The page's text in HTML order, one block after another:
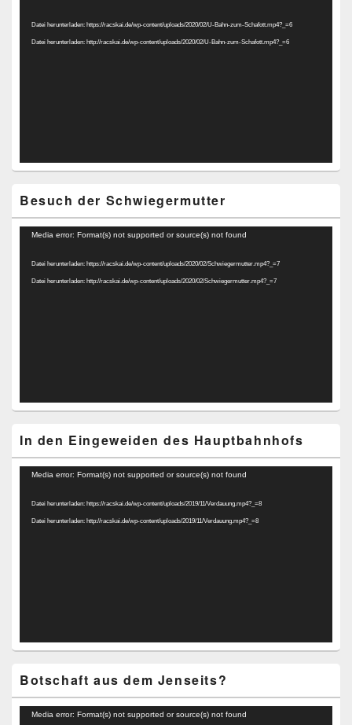
Datei herunterladen: https://racskai.de/wp-content/uploads/2020/02/U-Bahn-zum-Schafott.mp4?_=6
Datei herunterladen: http://racskai.de/wp-content/uploads/2020/02/U-Bahn-zum-Schafott.mp4?_=6
Besuch der Schwiegermutter
Video-
Media error: Format(s) not supported or source(s) not found
Datei herunterladen: https://racskai.de/wp-content/uploads/2020/02/Schwiegermutter.mp4?_=7
Datei herunterladen: http://racskai.de/wp-content/uploads/2020/02/Schwiegermutter.mp4?_=7
In den Eingeweiden des Hauptbahnhofs
Video-
Media error: Format(s) not supported or source(s) not found
Datei herunterladen: https://racskai.de/wp-content/uploads/2019/11/Verdauung.mp4?_=8
Datei herunterladen: http://racskai.de/wp-content/uploads/2019/11/Verdauung.mp4?_=8
Botschaft aus dem Jenseits?
Video-
Media error: Format(s) not supported or source(s) not found